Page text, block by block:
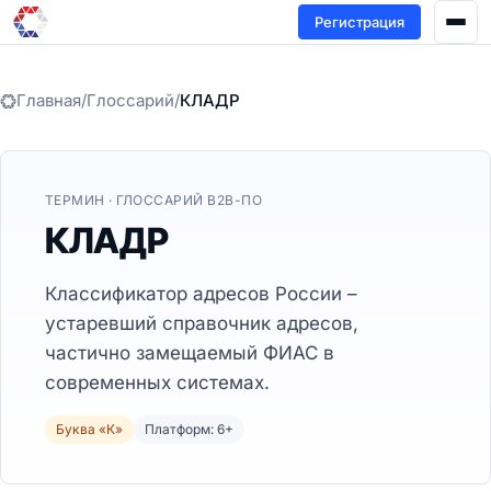
Регистрация
Главная/Глоссарий/КЛАДР
ТЕРМИН · ГЛОССАРИЙ B2B-ПО
КЛАДР
Классификатор адресов России –
устаревший справочник адресов,
частично замещаемый ФИАС в
современных системах.
Буква «К» Платформ: 6+